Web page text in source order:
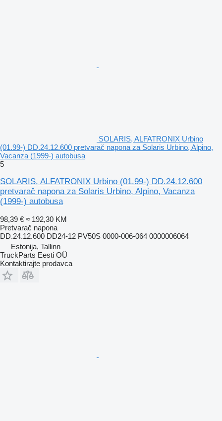
SOLARIS, ALFATRONIX Urbino
(01.99-) DD.24.12.600 pretvarač napona za Solaris Urbino, Alpino,
Vacanza (1999-) autobusa
5
SOLARIS, ALFATRONIX Urbino (01.99-) DD.24.12.600
pretvarač napona za Solaris Urbino, Alpino, Vacanza
(1999-) autobusa
98,39 € ≈ 192,30 KM
Pretvarač napona
DD.24.12.600 DD24-12 PV50S 0000-006-064 0000006064
Estonija, Tallinn
TruckParts Eesti OÜ
Kontaktirajte prodavca